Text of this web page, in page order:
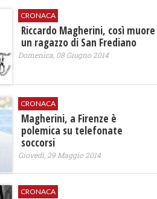
CRONACA
Riccardo Magherini, così muore
un ragazzo di San Frediano
Domenica, 08 Giugno 2014
CRONACA
Magherini, a Firenze è
polemica su telefonate
soccorsi
Giovedì, 29 Maggio 2014
CRONACA